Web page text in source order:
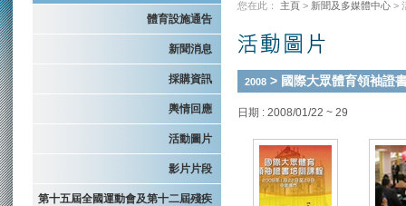
體育設施通告
新聞消息
採購資訊
輿情回應
活動圖片
影片片段
第十五屆全國運動會及第十二屆殘疾
您在此： 主頁 > 新聞及多媒體中心 >
2008 > 國際大眾體育領袖證
日期 : 2008/01/22 ~ 29